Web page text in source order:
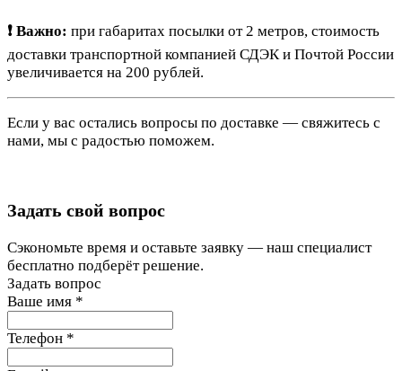
❗ Важно: при габаритах посылки от 2 метров, стоимость
доставки транспортной компанией СДЭК и Почтой России
увеличивается на 200 рублей.
Если у вас остались вопросы по доставке — свяжитесь с
нами, мы с радостью поможем.
Задать свой вопрос
Сэкономьте время и оставьте заявку — наш специалист
бесплатно подберёт решение.
Задать вопрос
Ваше имя *
Телефон *